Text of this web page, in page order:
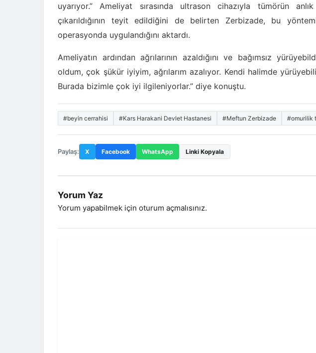
uyarıyor.” Ameliyat sırasında ultrason cihazıyla tümörün
çıkarıldığının teyit edildiğini de belirten Zerbizade, bu
operasyonda uygulandığını aktardı.
Ameliyatın ardından ağrılarının azaldığını ve bağımsız
oldum, çok şükür iyiyim, ağrılarım azalıyor. Kendi halimde
Burada bizimle çok iyi ilgileniyorlar.” diye konuştu.
#beyin cerrahisi #Kars Harakani Devlet Hastanesi #Meftun Zerbizade #omurilik
Paylaş: X Facebook WhatsApp Linki Kopyala
Yorum Yaz
Yorum yapabilmek için oturum açmalısınız.